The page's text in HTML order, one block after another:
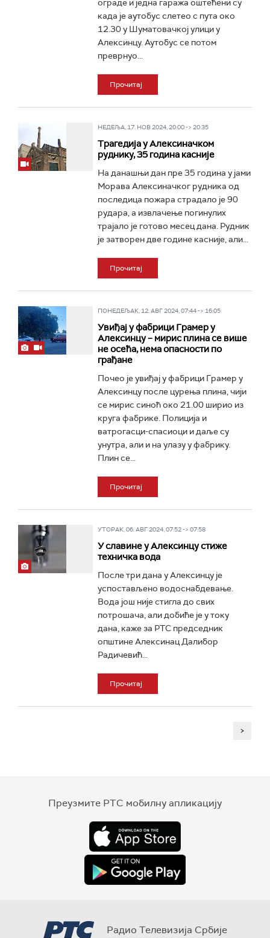
ограде и једна гаража оштећени су
када је аутобус слетео с пута око
12.30 у Шуматовачкој улици у
Алексинцу. Аутобус се потом
преврнуо...
Прочитај
НЕДЕЉА, 17. НОВ 2024, 20:00 -> 20:35
Трагедија у Алексиначком
руднику, 35 година касније
На данашњи дан пре 35 година у јами
Морава Алексиначког рудника од
последица пожара страдало је 90
рудара, а извлачење погинулих
трајало је готово месец дана. Рудник
је затворен две године касније, али...
Прочитај
ПОНЕДЕЉАК, 12. АВГ 2024, 07:44 -> 16:05
Увиђај у фабрици Грамер у
Алексинцу – мирис плина се више
не осећа, нема опасности по
грађане
Почео је увиђај у фабрици Грамер у
Алексинцу после цурења плина, чији
се мирис синоћ око 21.00 ширио из
круга фабрике. Полиција и
ватрогасци-спасиоци и даље су
унутра, али и на улазу у фабрику.
Плин се...
Прочитај
УТОРАК, 06. АВГ 2024, 07:52 -> 07:58
У славине у Алексинцу стиже
техничка вода
После три дана у Алексинцу је
успостављено водоснабдевање.
Вода још није стигла до свих
потрошача, али добиће је у току
дана, каже за РТС председник
општине Алексинац Далибор
Радичевић...
Прочитај
>
Преузмите РТС мобилну апликацију
Радио Телевизија Србије